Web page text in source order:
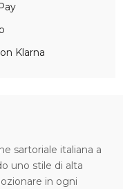
Klarna
sartoriale italiana a
uno stile di alta
in ogni